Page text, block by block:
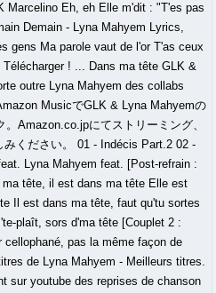
Marcelino Eh, eh Elle m'dit : "T'es pas
Demain - Lyna Mahyem Lyrics,
gens Ma parole vaut de l'or T'as ceux
! ... Dans ma tête GLK &
outre Lyna Mahyem des collabs
MusicでGLK & Lyna Mahyemの
Amazon.co.jpにてストリーミング、
ください。 01 - Indécis Part.2 02 -
Lyna Mahyem feat. [Post-refrain :
tête, il est dans ma tête Elle est
Il est dans ma tête, faut qu'tu sortes
plaît, sors d'ma tête [Couplet 2 :
pas la même façon de
de Lyna Mahyem - Meilleurs titres.
sur youtube des reprises de chanson